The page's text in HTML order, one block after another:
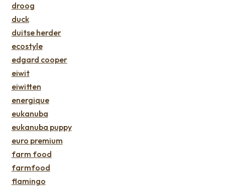
droog
duck
duitse herder
ecostyle
edgard cooper
eiwit
eiwitten
energique
eukanuba
eukanuba puppy
euro premium
farm food
farmfood
flamingo